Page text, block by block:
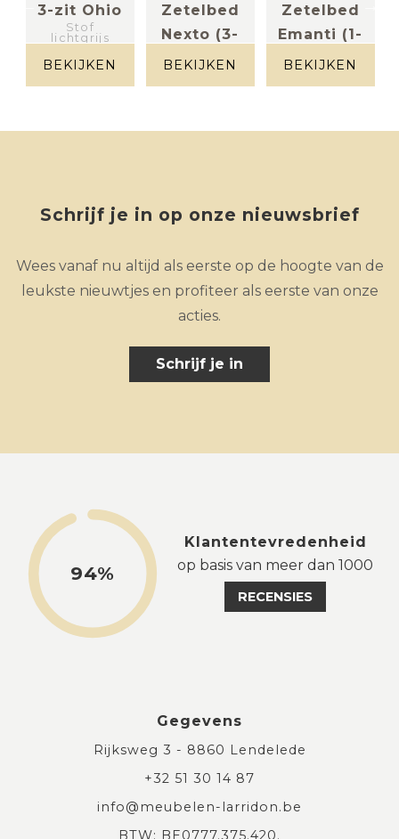
3-zit Ohio
Stof
lichtgrijs
BEKIJKEN
Zetelbed
Nexto (3-
zit)
BEKIJKEN
Zetelbed
Emanti (1-
zit)
BEKIJKEN
Schrijf je in op onze nieuwsbrief
Wees vanaf nu altijd als eerste op de hoogte van de
leukste nieuwtjes en profiteer als eerste van onze
acties.
Schrijf je in
94%
Klantentevredenheid
op basis van meer dan 1000
RECENSIES
Gegevens
Rijksweg 3 - 8860 Lendelede
+32 51 30 14 87
info@meubelen-larridon.be
BTW: BE0777.375.420.